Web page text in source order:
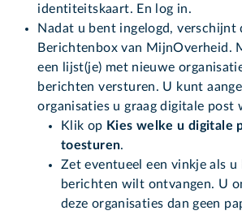
identiteitskaart. En log in.
Nadat u bent ingelogd, verschijnt
Berichtenbox van MijnOverheid.
een lijst(je) met nieuwe
berichten versturen. U kunt
organisaties u graag digitale post
Klik op Kies welke u digitale
toesturen.
Zet eventueel een vinkje als
berichten wilt ontvangen. U
deze organisaties dan geen